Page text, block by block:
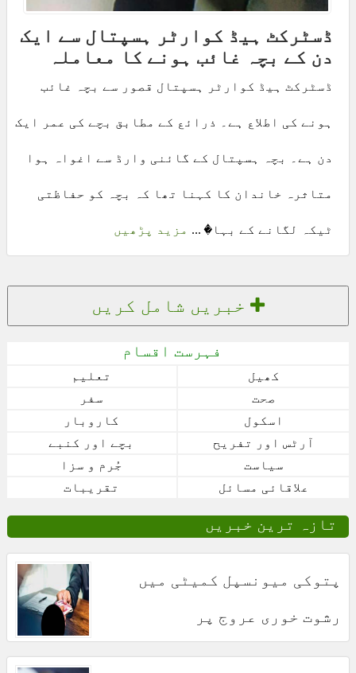
ڈسٹرکٹ ہیڈ کوارٹر ہسپتال سے ایک
دن کے بچہ غائب ہونے کا معاملہ
ڈسٹرکٹ ہیڈ کوارٹر ہسپتال قصور سے بچہ غائب
ہونے کی اطلاع ہے۔ ذرائع کے مطابق بچے کی عمر ایک
دن ہے۔ بچہ ہسپتال کے گائنی وارڈ سے اغواہ ہوا
متاثرہ خاندان کا کہنا تھا کہ بچہ کو حفاظتی
ٹیکہ لگانے کے بہا� ... مزید پڑھیں
خبریں شامل کریں
فہرست اقسام
کھیل
تعلیم
صحت
سفر
اسکول
کاروبار
آرٹس اور تفریح
بچے اور کنبے
سیاست
جُرم و سزا
علاقائی مسائل
تقریبات
تازہ ترین خبریں
پتوکی میونسپل کمیٹی میں
رشوت خوری عروج پر